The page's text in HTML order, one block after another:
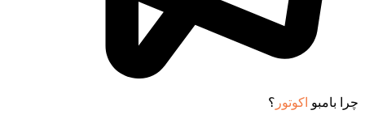
چرا بامبو اکوتور ؟